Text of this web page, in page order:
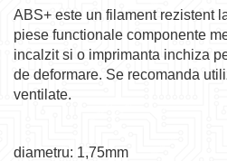
ABS+ este un filament rezistent
piese functionale componente
incalzit si o imprimanta inchiza
de deformare. Se recomanda
ventilate.
diametru: 1,75mm